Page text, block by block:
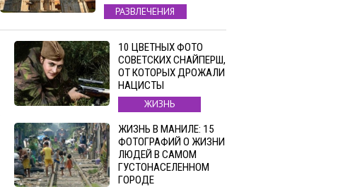
РАЗВЛЕЧЕНИЯ
10 ЦВЕТНЫХ ФОТО
СОВЕТСКИХ СНАЙПЕРШ,
ОТ КОТОРЫХ ДРОЖАЛИ
НАЦИСТЫ
ЖИЗНЬ
ЖИЗНЬ В МАНИЛЕ: 15
ФОТОГРАФИЙ О ЖИЗНИ
ЛЮДЕЙ В САМОМ
ГУСТОНАСЕЛЕННОМ
ГОРОДЕ